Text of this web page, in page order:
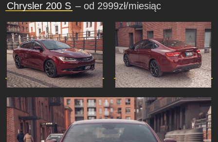
Chrysler 200 S – od 2999zł/miesiąc